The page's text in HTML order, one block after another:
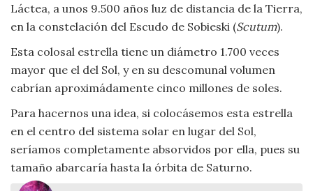
Láctea, a unos 9.500 años luz de distancia de la Tierra,
en la constelación del Escudo de Sobieski (Scutum).
Esta colosal estrella tiene un diámetro 1.700 veces
mayor que el del Sol, y en su descomunal volumen
cabrían aproximádamente cinco millones de soles.
Para hacernos una idea, si colocásemos esta estrella
en el centro del sistema solar en lugar del Sol,
seríamos completamente absorvidos por ella, pues su
tamaño abarcaría hasta la órbita de Saturno.